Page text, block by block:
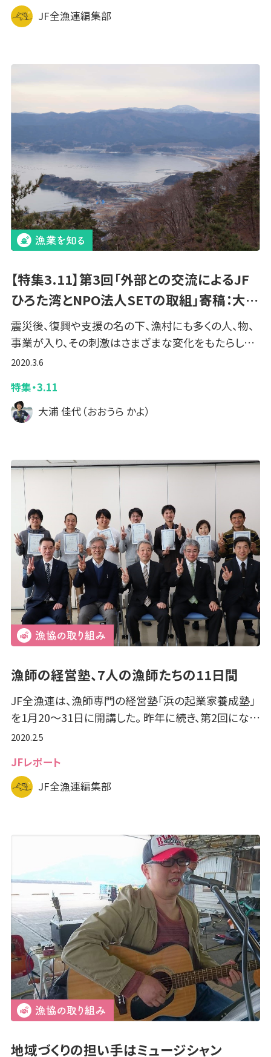
JF全漁連編集部
【特集3.11】第3回「外部との交流によるJF
ひろた湾とNPO法人SETの取組」寄稿：大…
震災後、復興や支援の名の下、漁村にも多くの人、物、
事業が入り、その刺激はさまざまな変化をもたらし…
2020.3.6
特集・3.11
大浦 佳代（おおうら かよ）
漁師の経営塾、7人の漁師たちの11日間
JF全漁連は、漁師専門の経営塾「浜の起業家養成塾」
を1月20～31日に開講した。 昨年に続き、第2回にな…
2020.2.5
JFレポート
JF全漁連編集部
地域づくりの担い手はミュージシャン